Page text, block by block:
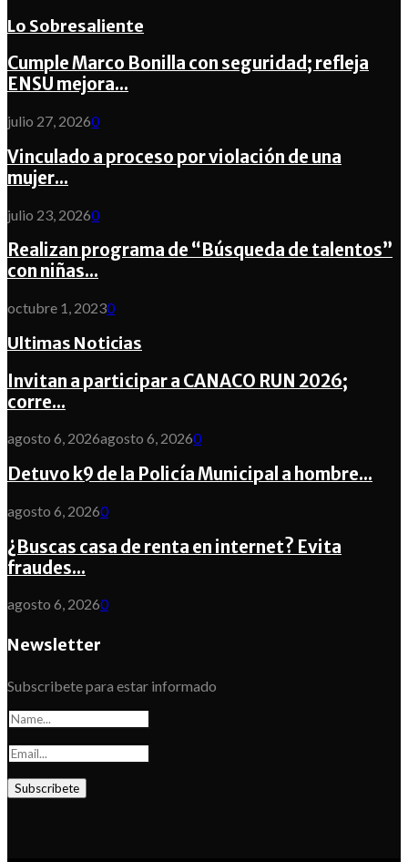
Lo Sobresaliente
Cumple Marco Bonilla con seguridad; refleja
ENSU mejora...
julio 27, 20260
Vinculado a proceso por violación de una
mujer...
julio 23, 20260
Realizan programa de “Búsqueda de talentos”
con niñas...
octubre 1, 20230
Ultimas Noticias
Invitan a participar a CANACO RUN 2026;
corre...
agosto 6, 2026agosto 6, 20260
Detuvo k9 de la Policía Municipal a hombre...
agosto 6, 20260
¿Buscas casa de renta en internet? Evita
fraudes...
agosto 6, 20260
Newsletter
Subscribete para estar informado